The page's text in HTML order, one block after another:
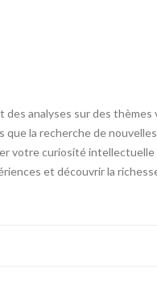
analyses sur des
la recherche de
votre curiosité
et découvrir la